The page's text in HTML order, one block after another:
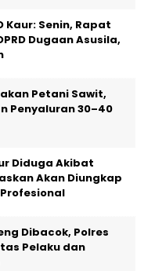
Kaur: Senin, Rapat
Dugaan Asusila,
Petani Sawit,
Penyaluran 30–40
Diduga Akibat
Akan Diungkap
Dibacok, Polres
Pelaku dan